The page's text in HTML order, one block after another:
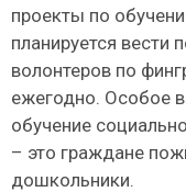
проекты по
планируется вести
волонтеров по
ежегодно. Особое
обучение
– это граждане
дошкольники.